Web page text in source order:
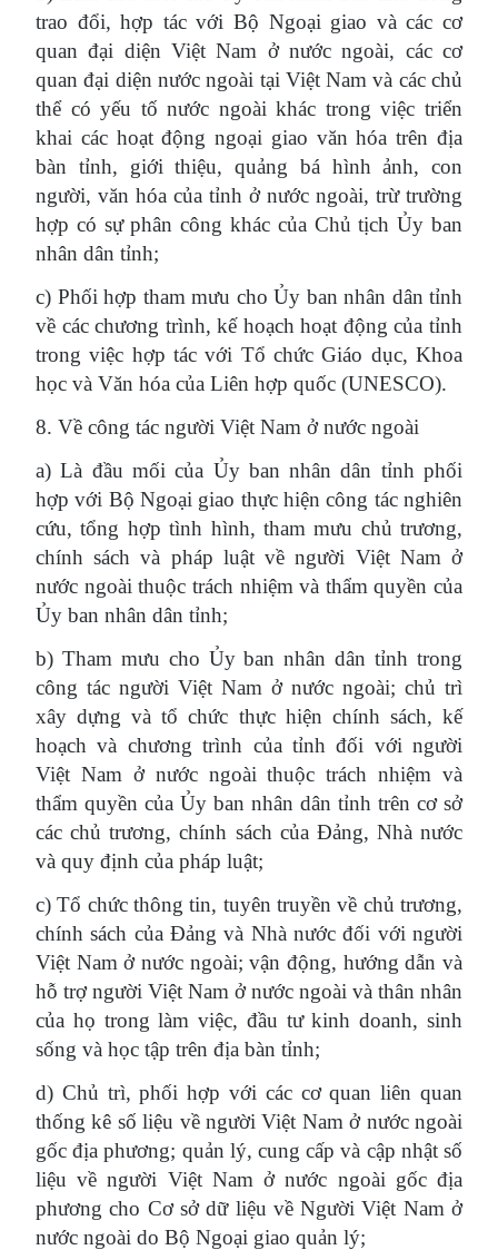
trao đổi, hợp tác với Bộ Ngoại giao và các cơ
quan đại diện Việt Nam ở nước ngoài, các cơ
quan đại diện nước ngoài tại Việt Nam và các chủ
thể có yếu tố nước ngoài khác trong việc triển
khai các hoạt động ngoại giao văn hóa trên địa
bàn tỉnh, giới thiệu, quảng bá hình ảnh, con
người, văn hóa của tỉnh ở nước ngoài, trừ trường
hợp có sự phân công khác của Chủ tịch Ủy ban
nhân dân tỉnh;
c) Phối hợp tham mưu cho Ủy ban nhân dân tỉnh
về các chương trình, kế hoạch hoạt động của tỉnh
trong việc hợp tác với Tổ chức Giáo dục, Khoa
học và Văn hóa của Liên hợp quốc (UNESCO).
8. Về công tác người Việt Nam ở nước ngoài
a) Là đầu mối của Ủy ban nhân dân tỉnh phối
hợp với Bộ Ngoại giao thực hiện công tác nghiên
cứu, tổng hợp tình hình, tham mưu chủ trương,
chính sách và pháp luật về người Việt Nam ở
nước ngoài thuộc trách nhiệm và thẩm quyền của
Ủy ban nhân dân tỉnh;
b) Tham mưu cho Ủy ban nhân dân tỉnh trong
công tác người Việt Nam ở nước ngoài; chủ trì
xây dựng và tổ chức thực hiện chính sách, kế
hoạch và chương trình của tỉnh đối với người
Việt Nam ở nước ngoài thuộc trách nhiệm và
thẩm quyền của Ủy ban nhân dân tỉnh trên cơ sở
các chủ trương, chính sách của Đảng, Nhà nước
và quy định của pháp luật;
c) Tổ chức thông tin, tuyên truyền về chủ trương,
chính sách của Đảng và Nhà nước đối với người
Việt Nam ở nước ngoài; vận động, hướng dẫn và
hỗ trợ người Việt Nam ở nước ngoài và thân nhân
của họ trong làm việc, đầu tư kinh doanh, sinh
sống và học tập trên địa bàn tỉnh;
d) Chủ trì, phối hợp với các cơ quan liên quan
thống kê số liệu về người Việt Nam ở nước ngoài
gốc địa phương; quản lý, cung cấp và cập nhật số
liệu về người Việt Nam ở nước ngoài gốc địa
phương cho Cơ sở dữ liệu về Người Việt Nam ở
nước ngoài do Bộ Ngoại giao quản lý;